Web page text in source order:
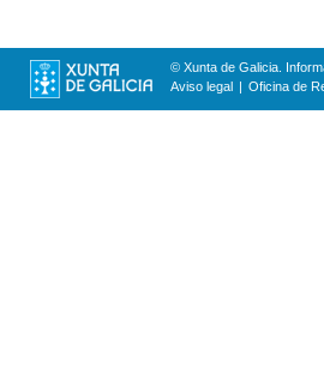
© Xunta de Galicia.
Aviso legal
Oficina de